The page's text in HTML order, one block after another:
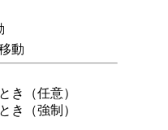
動
き（任意）
（強制）